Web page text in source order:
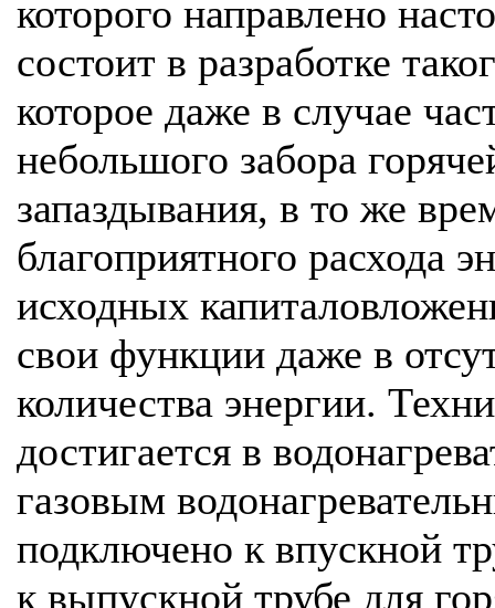
которого направлено
состоит в разработке
которое даже в случае
небольшого забора
запаздывания, в то же
благоприятного расхода
исходных
свои функции даже в
количества энергии.
достигается в
газовым
подключено к впускной
к выпускной трубе для